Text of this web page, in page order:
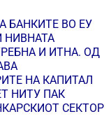
БАНКИТЕ ВО ЕУ
НИВНАТА
И ИТНА. ОД
НА КАПИТАЛ
НИТУ ПАК
СЕКТОР